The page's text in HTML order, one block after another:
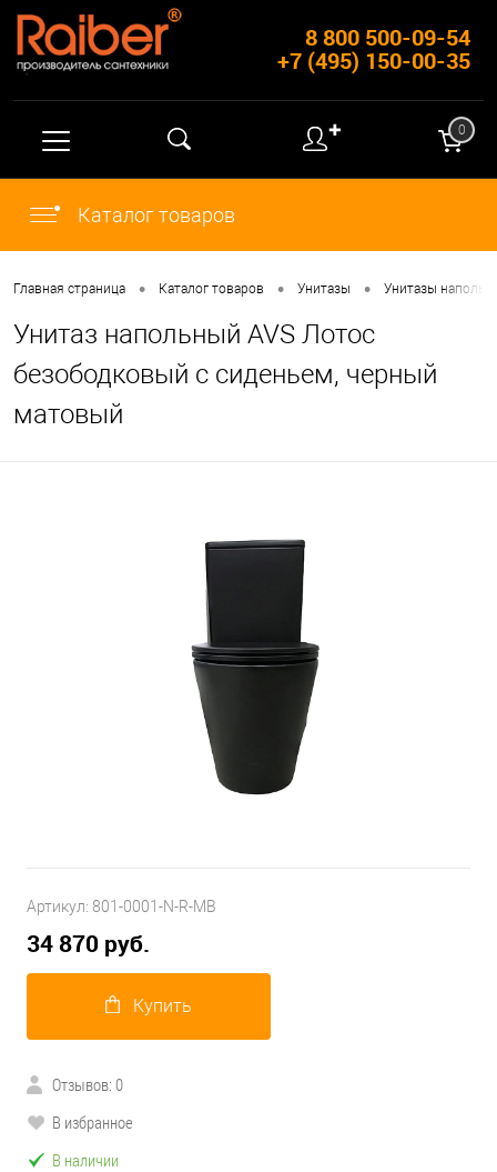
8 800 500-09-54
+7 (495) 150-00-35
✚ 0
Каталог товаров
Главная страница • Каталог товаров • Унитазы • Унитазы
Унитаз напольный AVS Лотос
безободковый с сиденьем, черный
матовый
Артикул: 801-0001-N-R-MB
34 870 руб.
Купить
Отзывов: 0
В избранное
В наличии